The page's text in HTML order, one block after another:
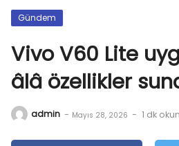
Gündem
Vivo V60 Lite
âlâ özellikler
admin - Mayıs 28, 2026 - 1 dk